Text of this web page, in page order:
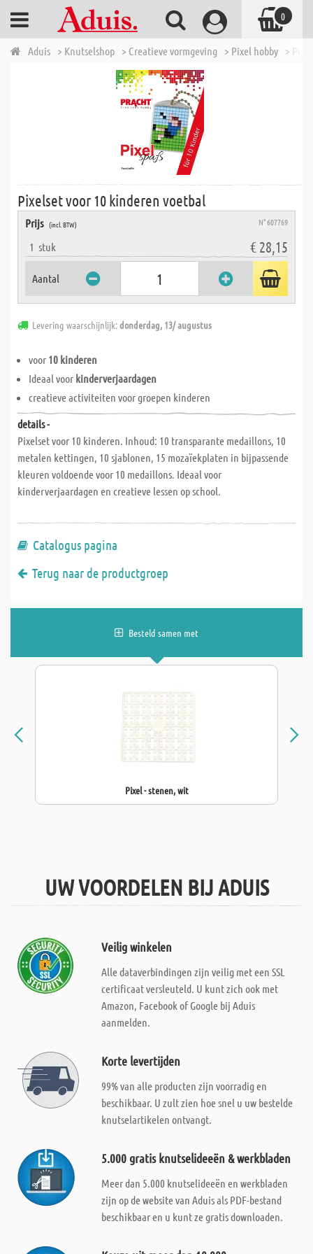
Aduis > Knutselshop > Creatieve vormgeving > Pixel hobby >
Pixelset voor 10 kinderen voetbal
Prijs (incl. BTW) N° 607769
1 stuk € 28,15
Aantal
Levering waarschijnlijk:donderdag, 13/ augustus
voor 10 kinderen
Ideaal voor kinderverjaardagen
creatieve activiteiten voor groepen kinderen
details -
Pixelset voor 10 kinderen. Inhoud: 10 transparante medaillons, 10
metalen kettingen, 10 sjablonen, 15 mozaïekplaten in bijpassende
kleuren voldoende voor 10 medaillons. Ideaal voor
kinderverjaardagen en creatieve lessen op school.
Catalogus pagina
Terug naar de productgroep
Besteld samen met
Pixel - stenen, wit
UW VOORDELEN BIJ ADUIS
Veilig winkelen
Alle dataverbindingen zijn veilig met een SSL
certificaat versleuteld. U kunt zich ook met
Amazon, Facebook of Google bij Aduis
aanmelden.
Korte levertijden
99% van alle producten zijn voorradig en
beschikbaar. U zult zien hoe snel u uw bestelde
knutselartikelen ontvangt.
5.000 gratis knutselideeën & werkbladen
Meer dan 5.000 knutselideeën en werkbladen
zijn op de website van Aduis als PDF-bestand
beschikbaar en u kunt ze gratis downloaden.
0